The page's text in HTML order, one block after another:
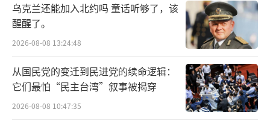
乌克兰还能加入北约吗 童话听够了，该
醒醒了。
2026-08-08 13:24:48
从国民党的变迁到民进党的续命逻辑：
它们最怕“民主台湾”叙事被揭穿
2026-08-08 10:47:35